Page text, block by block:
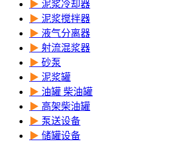
▶ 泥浆冷却器
▶ 泥浆搅拌器
▶ 液气分离器
▶ 射流混浆器
▶ 砂泵
▶ 泥浆罐
▶ 油罐 柴油罐
▶ 高架柴油罐
▶ 泵送设备
▶ 储罐设备